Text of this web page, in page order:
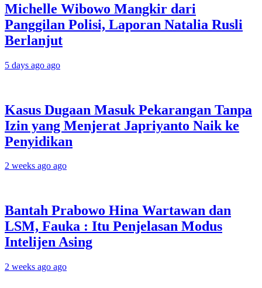
Michelle Wibowo Mangkir dari
Panggilan Polisi, Laporan Natalia Rusli
Berlanjut
5 days ago ago
Kasus Dugaan Masuk Pekarangan Tanpa
Izin yang Menjerat Japriyanto Naik ke
Penyidikan
2 weeks ago ago
Bantah Prabowo Hina Wartawan dan
LSM, Fauka : Itu Penjelasan Modus
Intelijen Asing
2 weeks ago ago